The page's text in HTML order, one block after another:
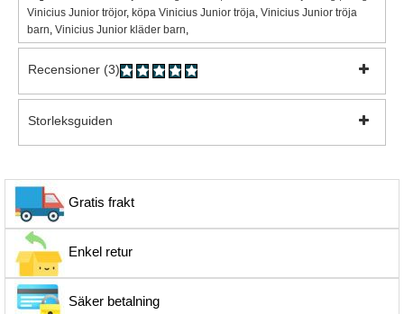
Vinicius Junior tröjor, köpa Vinicius Junior tröja Vinicius Junior tröja
barn Vinicius Junior kläder barn
Recensioner (3)
Storleksguiden
Gratis frakt
Enkel retur
Säker betalning